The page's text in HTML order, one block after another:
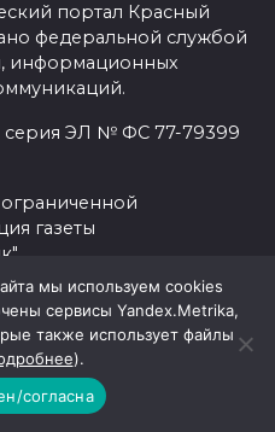
портал Красный
федеральной службой
информационных
серия ЭЛ № ФС 77-79399
газеты
Александровна
20-67 (fax), мобильный: 8-
мы используем cookies
сервисы Yandex.Metrika,
также использует файлы
).
согласна